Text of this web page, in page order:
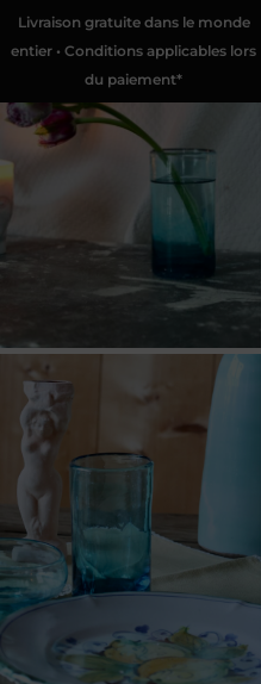
Livraison gratuite dans le monde
entier • Conditions applicables lors
du paiement*